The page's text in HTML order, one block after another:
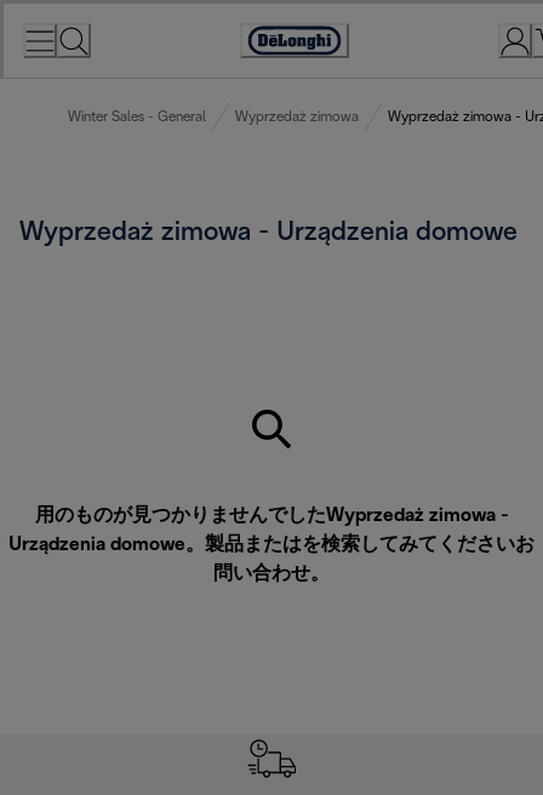
Accessibility
Winter Sales - General Wyprzedaż zimowa Wyprzedaż zimowa -
Wyprzedaż zimowa - Urządzenia domowe
用のものが見つかりませんでしたWyprzedaż zimowa -
Urządzenia domowe。製品またはを検索してみてくださいお
問い合わせ。